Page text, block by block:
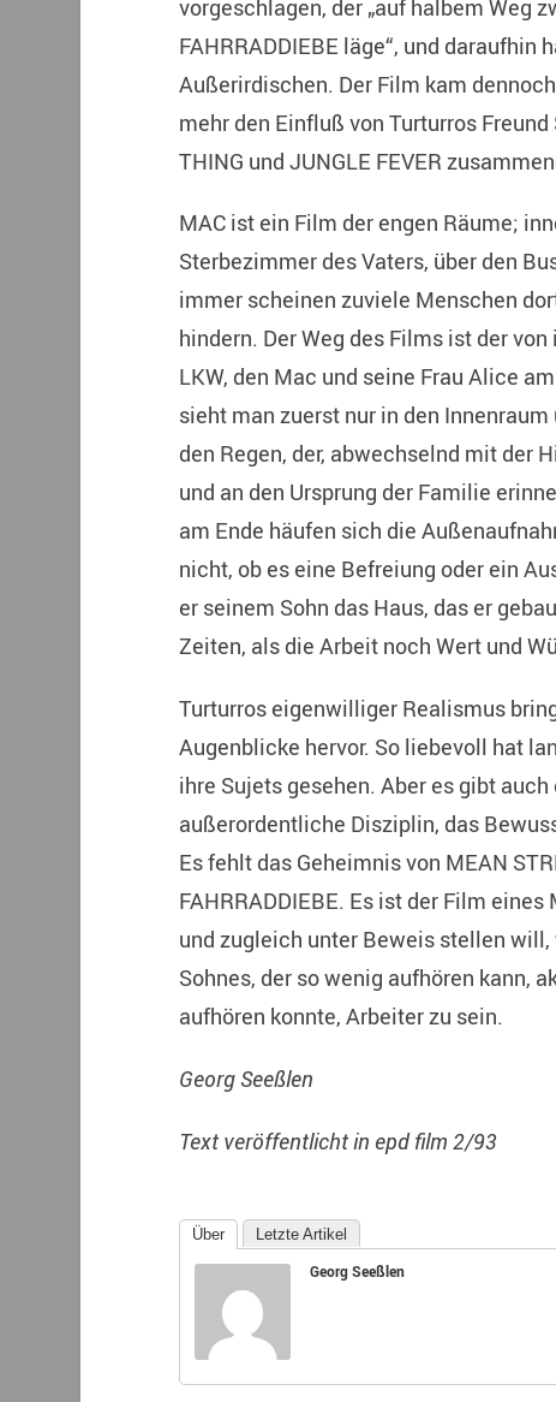
vorgeschlagen, der „auf halbem Weg
FAHRRADDIEBE läge“, und
Außerirdischen. Der Film kam
mehr den Einfluß von Turturros
THING und JUNGLE FEVER
MAC ist ein Film der engen Räume;
Sterbezimmer des Vaters, über den
immer scheinen zuviele Menschen
hindern. Der Weg des Films ist der
LKW, den Mac und seine Frau Alice
sieht man zuerst nur in den
den Regen, der, abwechselnd mit der
und an den Ursprung der Familie
am Ende häufen sich die
nicht, ob es eine Befreiung oder ein
er seinem Sohn das Haus, das er
Zeiten, als die Arbeit noch Wert und
Turturros eigenwilliger Realismus
Augenblicke hervor. So liebevoll hat
ihre Sujets gesehen. Aber es gibt
außerordentliche Disziplin, das
Es fehlt das Geheimnis von MEAN
FAHRRADDIEBE. Es ist der Film
und zugleich unter Beweis stellen
Sohnes, der so wenig aufhören kann,
aufhören konnte, Arbeiter zu sein.
Georg Seeßlen
Text veröffentlicht in epd film 2/93
Über Letzte Artikel
Georg Seeßlen